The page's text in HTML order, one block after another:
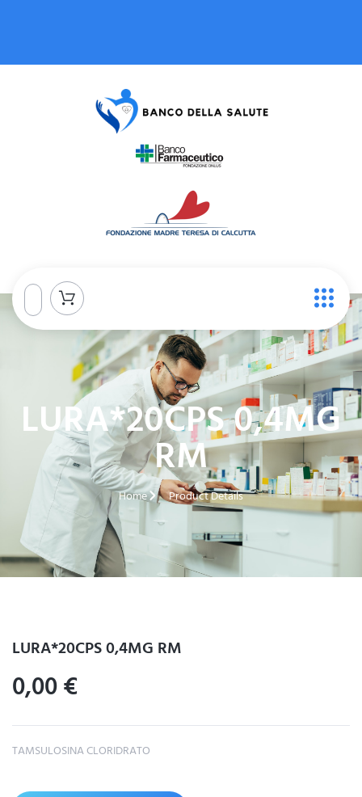
LURA*20CPS 0,4MG
RM
Home Product Details
LURA*20CPS 0,4MG RM
0,00€
TAMSULOSINA CLORIDRATO